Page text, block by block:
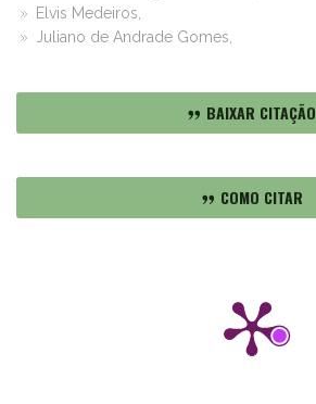
Elvis Medeiros,
Juliano de Andrade Gomes,
BAIXAR CITAÇÃO
COMO CITAR